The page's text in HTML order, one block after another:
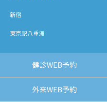
健診WEB予約
外来WEB予約
新宿
東京駅八重洲
ブログ
クリニックブログ